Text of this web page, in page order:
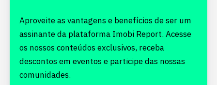
Aproveite as vantagens e benefícios de ser um
assinante da plataforma Imobi Report. Acesse
os nossos conteúdos exclusivos, receba
descontos em eventos e participe das nossas
comunidades.